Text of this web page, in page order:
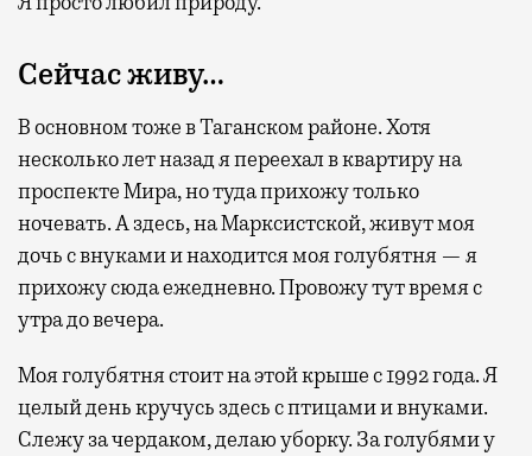
1000 бизнес-залов по всему миру.
Сейчас живу…
В основном тоже в Таганском районе. Хотя
несколько лет назад я переехал в квартиру на
проспекте Мира, но туда прихожу только
ночевать. А здесь, на Марксистской, живут моя
дочь с внуками и находится моя голубятня — я
прихожу сюда ежедневно. Провожу тут время с
утра до вечера.
Моя голубятня стоит на этой крыше с 1992 года. Я
целый день кручусь здесь с птицами и внуками.
Слежу за чердаком, делаю уборку. За голубями у